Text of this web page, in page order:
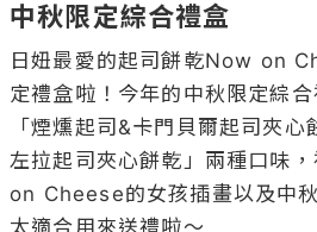
中秋限定綜合禮盒
日妞最愛的起司餅乾Now on
定禮盒啦！今年的中秋限定綜
「煙燻起司&卡門貝爾起司夾
左拉起司夾心餅乾」兩種口味
on Cheese的女孩插畫以及中